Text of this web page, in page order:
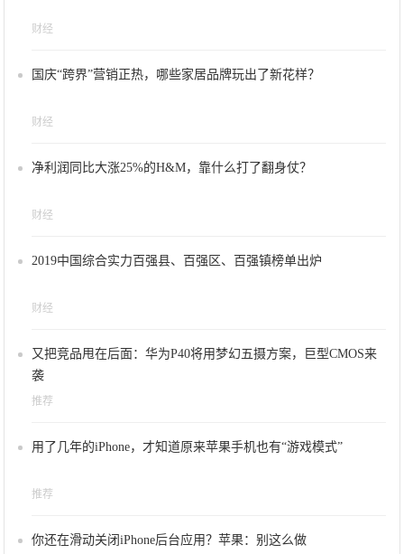
财经
国庆“跨界”营销正热，哪些家居品牌玩出了新花样？
财经
净利润同比大涨25%的H&M，靠什么打了翻身仗？
财经
2019中国综合实力百强县、百强区、百强镇榜单出炉
财经
又把竞品甩在后面：华为P40将用梦幻五摄方案，巨型CMOS来
袭
推荐
用了几年的iPhone，才知道原来苹果手机也有“游戏模式”
推荐
你还在滑动关闭iPhone后台应用？苹果：别这么做